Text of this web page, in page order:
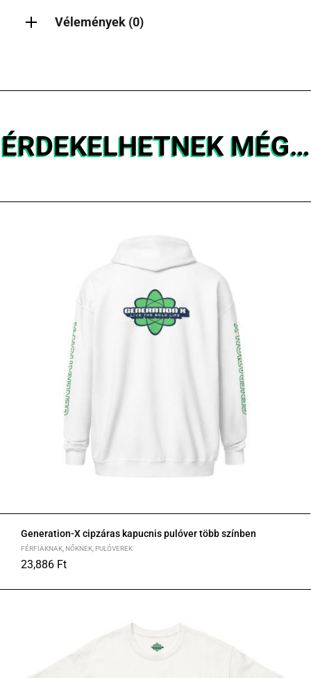
Vélemények (0)
ÉRDEKELHETNEK MÉG…
Generation-X cipzáras kapucnis pulóver több színben
FÉRFIAKNAK, NŐKNEK, PULÓVEREK
23,886 Ft